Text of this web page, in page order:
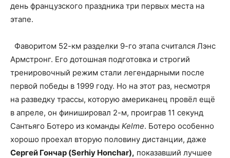
день французского праздника три первых места на
этапе.
Фаворитом 52-км разделки 9-го этапа считался Лэнс
Армстронг. Его дотошная подготовка и строгий
тренировочный режим стали легендарными после
первой победы в 1999 году. Но на этот раз, несмотря
на разведку трассы, которую американец провёл ещё
в апреле, он финишировал 2-м, проиграв 11 секунд
Сантьяго Ботеро из команды Kelme. Ботеро особенно
хорошо проехал вторую половину дистанции, даже
Сергей Гончар (Serhiy Honchar), показавший лучшее